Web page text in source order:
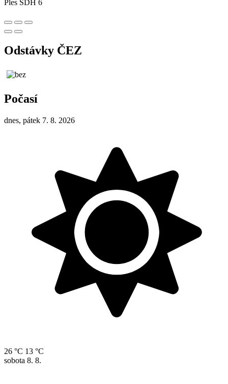
Ples SDH 6
Odstávky ČEZ
Počasí
dnes, pátek 7. 8. 2026
26 °C 13 °C
sobota 8. 8.